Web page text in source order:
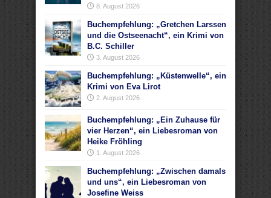
8. August 2026
Buchempfehlung: „Gretchen Larssen
und die Ostseenacht“, ein Krimi von
B.C. Schiller
3. August 2026
Buchempfehlung: „Küstenwelle“, ein
Krimi von Eva Lirot
2. August 2026
Buchempfehlung: „Ein Zuhause für
vier Herzen“, ein Liebesroman von
Heike Fröhling
1. August 2026
Buchempfehlung: „Zwischen damals
und uns“, ein Liebesroman von
Josefine Weiss